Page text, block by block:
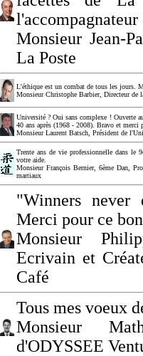
Monsieur Jean-
La Poste
L'éthique est un combat de tous les jours.
Monsieur Christophe Barbier, Directeur de
Université ? Oui sans complexe ! Ouverte
40 ans après (1968 - 2008). Bravo et merci
Monsieur Laurent Batsch, Président de
Trente ans de vie professionnelle dans le
votre aide.
Monsieur François Bernier, 6ème Dan,
martiaux
"Winners
Merci pour ce
Monsieur
Ecrivain et
Café
Tous mes voeux
Monsieur
d'ODYSSEE